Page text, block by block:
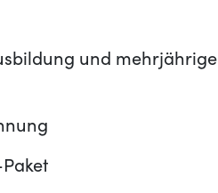
und mehrjährige